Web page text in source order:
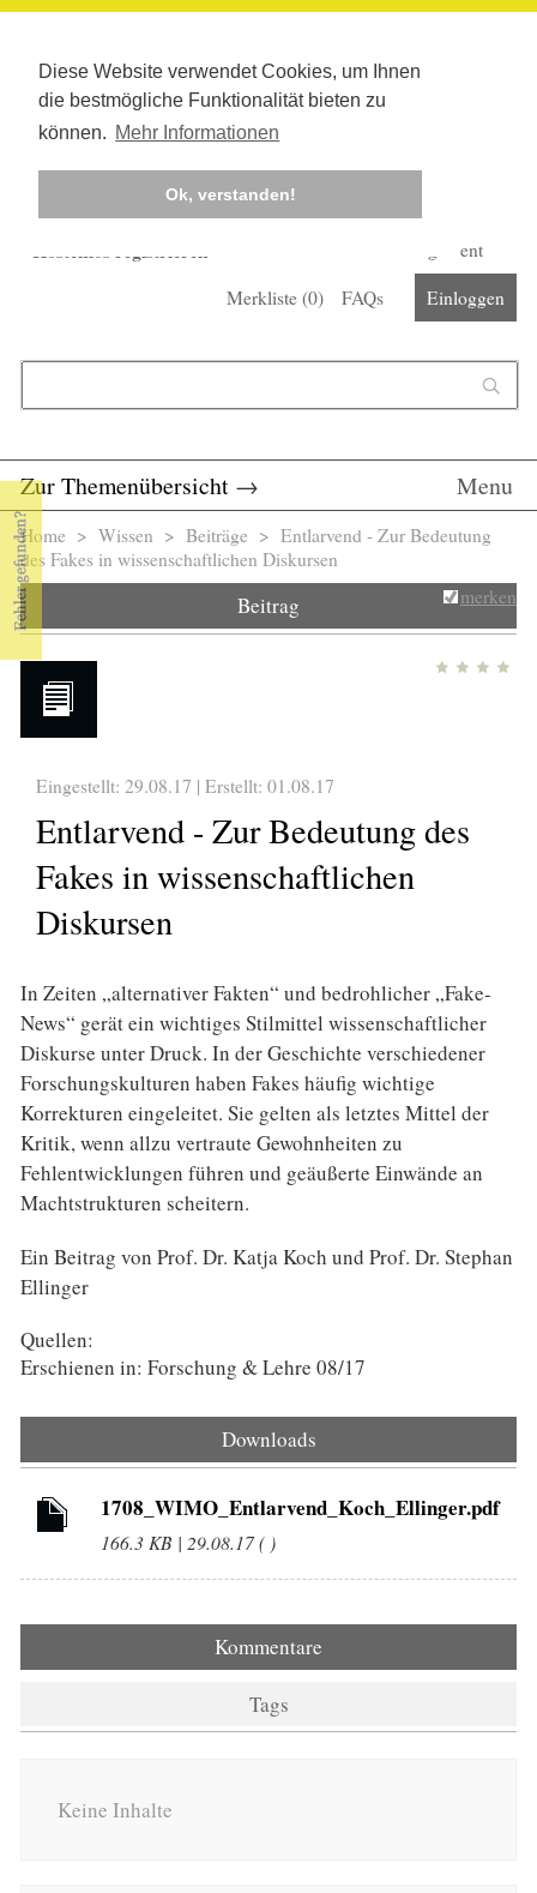
Diese Website verwendet Cookies, um Ihnen
die bestmögliche Funktionalität bieten zu
können. Mehr Informationen
Ok, verstanden!
Kostenlos registrieren
Corona-Management
Merkliste (0) FAQs Einloggen
Zur Themenübersicht → Menu
Sie sind hier
Home > Wissen > Beiträge > Entlarvend - Zur Bedeutung
des Fakes in wissenschaftlichen Diskursen
Beitrag merken
Eingestellt: 29.08.17 | Erstellt: 01.08.17
Entlarvend - Zur Bedeutung des
Fakes in wissenschaftlichen
Diskursen
In Zeiten „alternativer Fakten“ und bedrohlicher „Fake-
News“ gerät ein wichtiges Stilmittel wissenschaftlicher
Diskurse unter Druck. In der Geschichte verschiedener
Forschungskulturen haben Fakes häufig wichtige
Korrekturen eingeleitet. Sie gelten als letztes Mittel der
Kritik, wenn allzu vertraute Gewohnheiten zu
Fehlentwicklungen führen und geäußerte Einwände an
Machtstrukturen scheitern.
Ein Beitrag von Prof. Dr. Katja Koch und Prof. Dr. Stephan
Ellinger
Quellen:
Erschienen in: Forschung & Lehre 08/17
Downloads
1708_WIMO_Entlarvend_Koch_Ellinger.pdf
166.3 KB | 29.08.17 ( )
Kommentare
Tags
Keine Inhalte